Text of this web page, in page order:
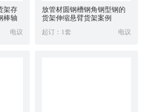
架存
棒轴
电议
放管材圆钢槽钢角钢型钢的
货架伸缩悬臂货架案例
起订：1套 电议